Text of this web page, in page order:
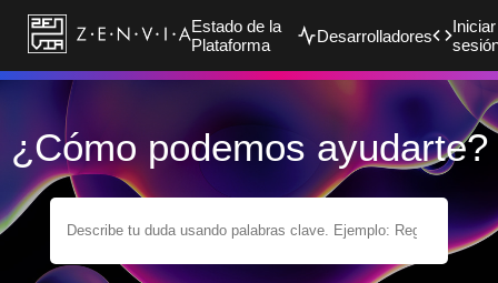
Estado de la
Plataforma
Desarrolladores
Iniciar
¿Cómo podemos ayudarte?